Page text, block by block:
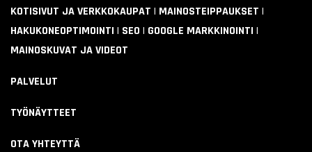
KOTISIVUT JA VERKKOKAUPAT | MAINOSTEIPPAUKSET |
HAKUKONEOPTIMOINTI | SEO | GOOGLE MARKKINOINTI |
MAINOSKUVAT JA VIDEOT
PALVELUT
TYÖNÄYTTEET
OTA YHTEYTTÄ